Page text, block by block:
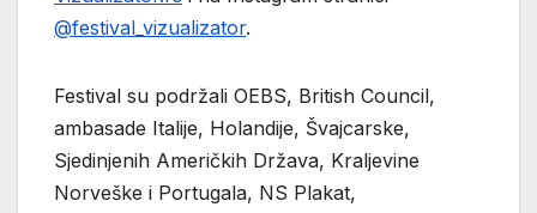
@festival_vizualizator.
Festival su podržali OEBS, British Council,
ambasade Italije, Holandije, Švajcarske,
Sjedinjenih Američkih Država, Kraljevine
Norveške i Portugala, NS Plakat,